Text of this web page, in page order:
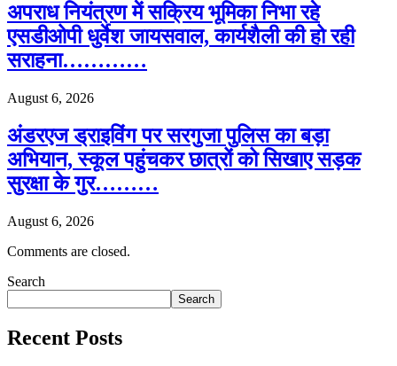
अपराध नियंत्रण में सक्रिय भूमिका निभा रहे
एसडीओपी धुर्वेश जायसवाल, कार्यशैली की हो रही
सराहना…………
August 6, 2026
अंडरएज ड्राइविंग पर सरगुजा पुलिस का बड़ा
अभियान, स्कूल पहुंचकर छात्रों को सिखाए सड़क
सुरक्षा के गुर………
August 6, 2026
Comments are closed.
Search
Search
Recent Posts